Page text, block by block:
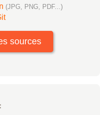
(JPG, PNG, PDF...)
sources